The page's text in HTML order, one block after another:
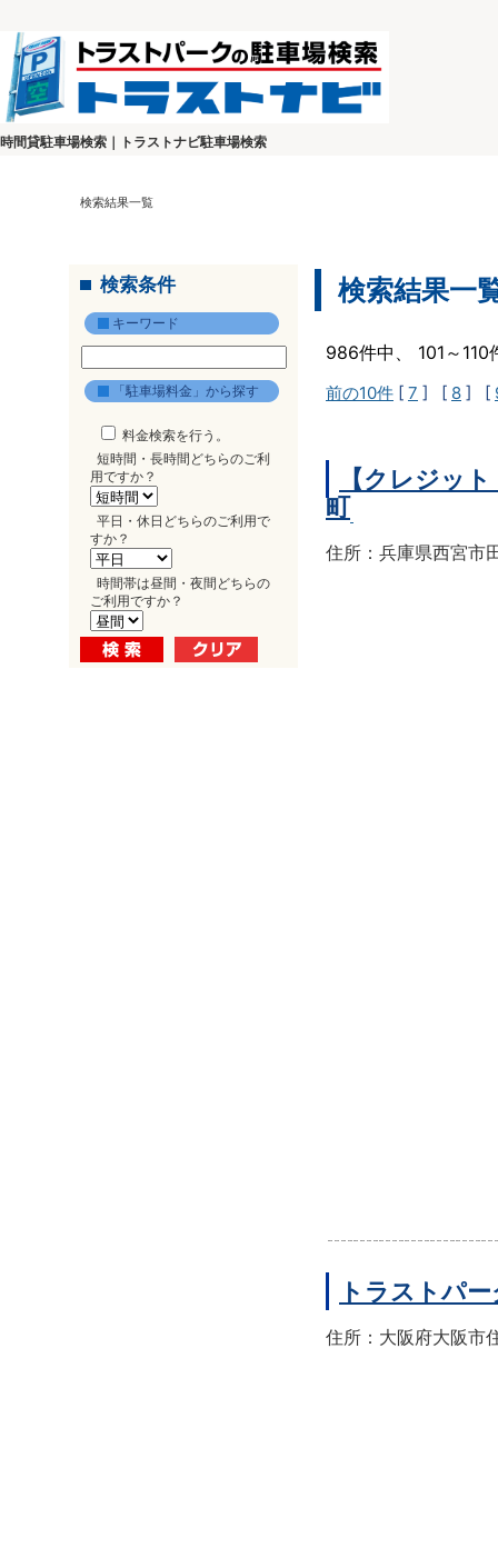
時間貸駐車場検索｜トラストナビ駐車場検索
検索結果一覧
検索条件
キーワード
「駐車場料金」から探す
料金検索を行う。
短時間・長時間どちらのご利
用ですか？
平日・休日どちらのご利用で
すか？
時間帯は昼間・夜間どちらの
ご利用ですか？
検索結果一
986件中、 101～
前の10件 [ 7 ] [ 8 ] [
【クレジッ
町
住所：兵庫県西宮市
トラストパ
住所：大阪府大阪市